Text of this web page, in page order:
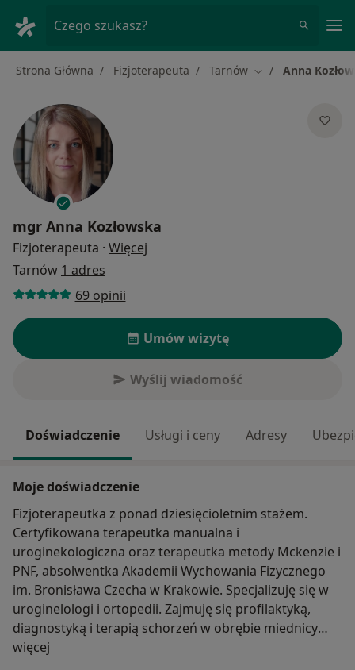
Czego szukasz?
Strona Główna Fizjoterapeuta Tarnów Zmień miasto
Anna
mgr Anna Kozłowska
Fizjoterapeuta · Więcej
Tarnów 1 adres
69 opinii
Umów wizytę
Wyślij wiadomość
Doświadczenie Usługi i ceny Adresy
Moje doświadczenie
Fizjoterapeutka z ponad dziesięcioletnim stażem.
Certyfikowana terapeutka manualna i
uroginekologiczna oraz terapeutka metody Mckenzie i
PNF, absolwentka Akademii Wychowania Fizycznego
im. Bronisława Czecha w Krakowie. Specjalizuję się w
uroginelologi i ortopedii. Zajmuję się profilaktyką,
diagnostyką i terapią schorzeń w obrębie miednicy
mniejszej:
więcej